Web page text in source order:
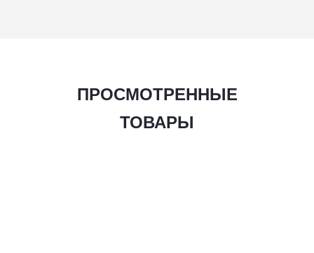
ПРОСМОТРЕННЫЕ
ТОВАРЫ